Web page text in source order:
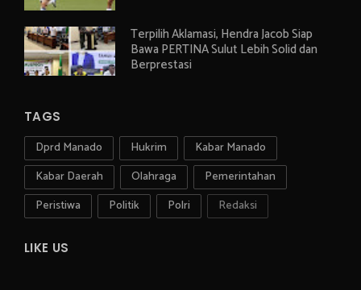
Terpilih Aklamasi, Hendra Jacob Siap
Bawa PERTINA Sulut Lebih Solid dan
Berprestasi
TAGS
Dprd Manado Hukrim
Kabar Manado
Kabar Daerah
Olahraga
Pemerintahan
Peristiwa
Politik Polri Redaksi
LIKE US